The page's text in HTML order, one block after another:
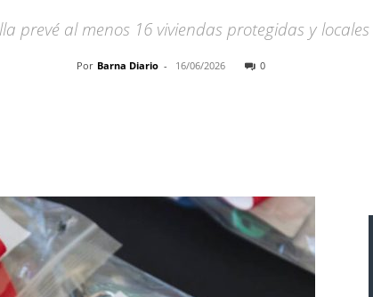
prevé al menos 16 viviendas protegidas y
Por Barna Diario - 16/06/2026 0